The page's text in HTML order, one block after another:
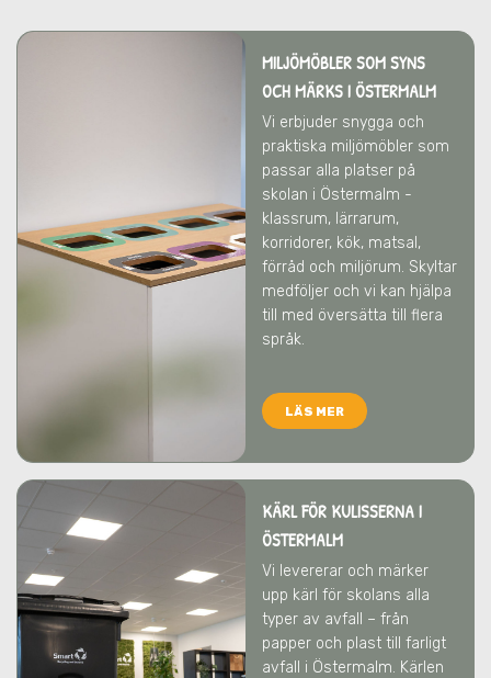
MILJÖMÖBLER SOM SYNS
OCH MÄRKSI ÖSTERMALM
Vi erbjuder snygga och
praktiska miljömöbler som
passar alla platser på
skolan i Östermalm -
klassrum, lärrarum,
korridorer, kök, matsal,
förråd och miljörum. Skyltar
medföljer och vi kan hjälpa
till med översätta till flera
språk.
LÄS MER
KÄRL FÖR KULISSERNA I
ÖSTERMALM
Vi levererar och märker
upp kärl för skolans alla
typer av avfall – från
papper och plast till farligt
avfall i Östermalm. Kärlen